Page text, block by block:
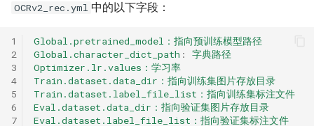
OCRv2_rec.yml 中的以下字段：
1
2
3
4
5
6
7
Global.pretrained_model：指向预训练模型路径
Global.character_dict_path :
字典路径
Optimizer.lr.values：学习率
Train.dataset.data_dir：指向训练集图片存放目录
Train.dataset.label_file_list：指向训练集标注文件
Eval.dataset.data_dir：指向验证集图片存放目录
Eval.dataset.label_file_list：指向验证集标注文件